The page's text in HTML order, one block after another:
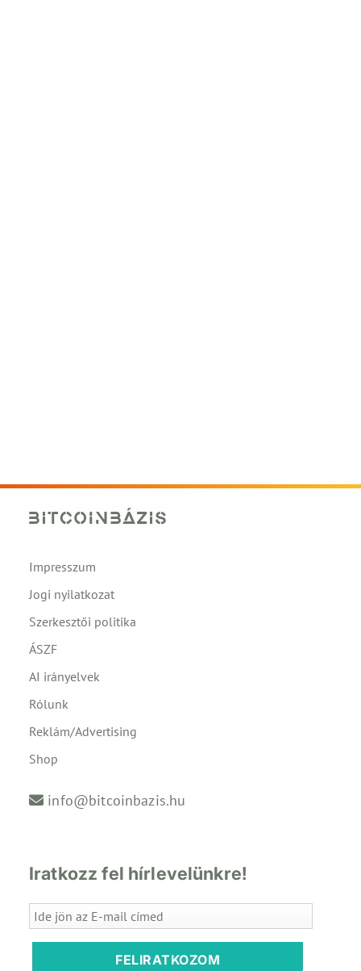
Impresszum
Jogi nyilatkozat
Szerkesztői politika
ÁSZF
AI irányelvek
Rólunk
Reklám/Advertising
Shop
info@bitcoinbazis.hu
Iratkozz fel hírlevelünkre!
FELIRATKOZOM